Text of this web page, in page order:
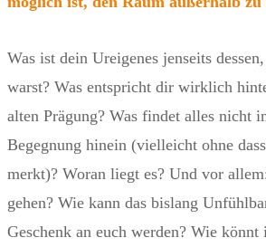
Was ist dein Ureigenes jenseits
warst? Was entspricht dir wirklich
alten Prägung? Was findet alles nicht
Begegnung hinein (vielleicht ohne
merkt)? Woran liegt es? Und vor
gehen? Wie kann das bislang
Geschenk an euch werden? Wie